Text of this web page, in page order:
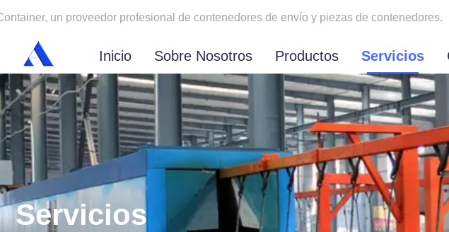
un proveedor profesional de contenedores de envío y piezas de
Inicio Sobre Nosotros Productos Servicios
Servicios